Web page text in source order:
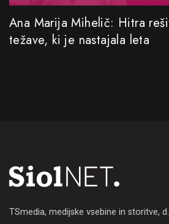
Ana Marija Mihelič: Hitra
težave, ki je nastajala leta
TSmedia, medijske vsebine in storitve,